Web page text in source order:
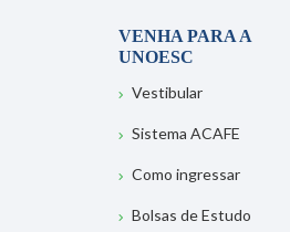
VENHA PARA A
UNOESC
Vestibular
Sistema ACAFE
Como ingressar
Bolsas de Estudo